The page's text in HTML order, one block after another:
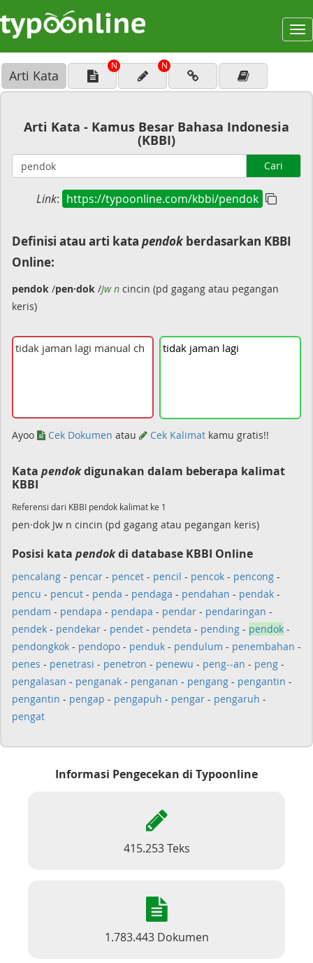
Arti Kata
N N
Arti Kata - Kamus Besar Bahasa Indonesia
(KBBI)
Cari
Link: https://typoonline.com/kbbi/pendok
Definisi atau arti kata pendokberdasarkan KBBI
Online:
pendok /pen·dok /Jw n cincin (pd gagang atau pegangan
keris)
tidak jaman lagi
Ayoo Cek Dokumen atau Cek Kalimat kamu gratis!!
Kata pendokdigunakan dalam beberapa kalimat
KBBI
Referensi dari KBBI pendok kalimat ke 1
pen·dok Jw n cincin (pd gagang atau pegangan keris)
Posisi kata pendokdi database KBBI Online
pencalang - pencar - pencet - pencil - pencok - pencong -
pencu - pencut - penda - pendaga - pendahan - pendak -
pendam - pendapa - pendapa - pendar - pendaringan -
pendek - pendekar - pendet - pendeta - pending - pendok -
pendongkok - pendopo - penduk - pendulum - penembahan -
penes - penetrasi - penetron - penewu - peng--an - peng -
pengalasan - penganak - penganan - pengang - pengantin -
pengantin - pengap - pengapuh - pengar - pengaruh -
pengat
Informasi Pengecekan di Typoonline
415.253 Teks
1.783.443 Dokumen